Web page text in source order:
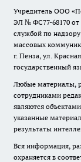
Учредитель ООО
ЭЛ № ФС77-68170 от
службой по
массовых
г. Пенза, ул.
государственный
Любые материалы,
сотрудниками
являются
указанные
результаты
Вся информация,
охраняется в